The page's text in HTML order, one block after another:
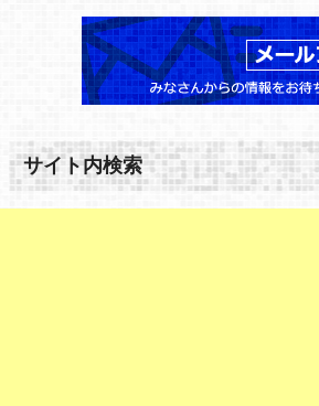
サイト内検索